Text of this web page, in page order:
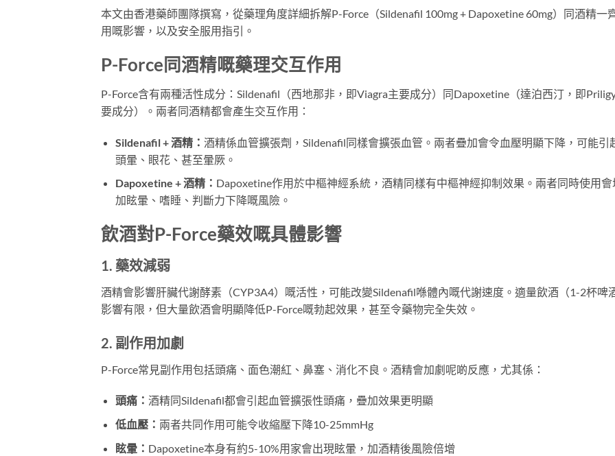
本文由香港藥師團隊撰寫，從藥理角度詳細拆解P-Force（Sildenafil 100mg + Dapoxetine 60mg）同酒精一
用嘅影響，以及安全服用指引。
P-Force同酒精嘅藥理交互作用
P-Force含有兩種活性成分：Sildenafil（西地那非，即Viagra主要成分）同Dapoxetine（達泊西汀，即
要成分）。兩者同酒精都會產生交互作用：
Sildenafil + 酒精： 酒精係血管擴張劑，Sildenafil同樣會擴張血管。兩者疊加會令血壓明顯下降，可能引
頭暈、眼花、甚至暈厥。
Dapoxetine + 酒精： Dapoxetine作用於中樞神經系統，酒精同樣有中樞神經抑制效果。兩者同時使用會
加眩暈、嗜睡、判斷力下降嘅風險。
飲酒對P-Force藥效嘅具體影響
1. 藥效減弱
酒精會影響肝臟代謝酵素（CYP3A4）嘅活性，可能改變Sildenafil喺體內嘅代謝速度。適量飲酒（1-2杯啤
影響有限，但大量飲酒會明顯降低P-Force嘅勃起效果，甚至令藥物完全失效。
2. 副作用加劇
P-Force常見副作用包括頭痛、面色潮紅、鼻塞、消化不良。酒精會加劇呢啲反應，尤其係：
頭痛： 酒精同Sildenafil都會引起血管擴張性頭痛，疊加效果更明顯
低血壓： 兩者共同作用可能令收縮壓下降10-25mmHg
眩暈： Dapoxetine本身有約5-10%用家會出現眩暈，加酒精後風險倍增